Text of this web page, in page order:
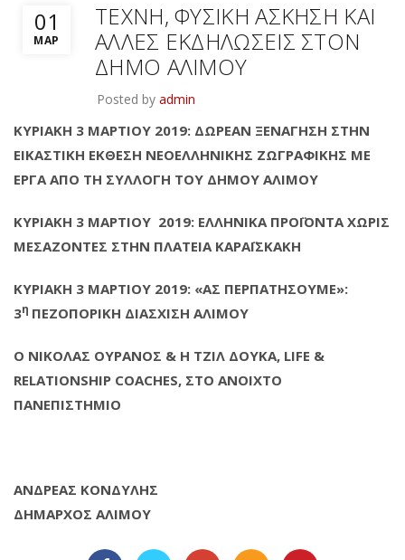
01
ΜΑΡ
ΤΕΧΝΗ, ΦΥΣΙΚΗ ΑΣΚΗΣΗ ΚΑΙ
ΑΛΛΕΣ ΕΚΔΗΛΩΣΕΙΣ ΣΤΟΝ
ΔΗΜΟ ΑΛΙΜΟΥ
Posted by admin
ΚΥΡΙΑΚΗ 3 ΜΑΡΤΙΟΥ 2019: ΔΩΡΕΑΝ ΞΕΝΑΓΗΣΗ ΣΤΗΝ
ΕΙΚΑΣΤΙΚΗ ΕΚΘΕΣΗ ΝΕΟΕΛΛΗΝΙΚΗΣ ΖΩΓΡΑΦΙΚΗΣ ΜΕ
ΕΡΓΑ ΑΠΟ ΤΗ ΣΥΛΛΟΓΗ ΤΟΥ ΔΗΜΟΥ ΑΛΙΜΟΥ
ΚΥΡΙΑΚΗ 3 ΜΑΡΤΙΟΥ 2019: ΕΛΛΗΝΙΚΑ ΠΡΟΪΟΝΤΑ ΧΩΡΙΣ
ΜΕΣΑΖΟΝΤΕΣ ΣΤΗΝ ΠΛΑΤΕΙΑ ΚΑΡΑΪΣΚΑΚΗ
ΚΥΡΙΑΚΗ 3 ΜΑΡΤΙΟΥ 2019: «ΑΣ ΠΕΡΠΑΤΗΣΟΥΜΕ»:
3η ΠΕΖΟΠΟΡΙΚΗ ΔΙΑΣΧΙΣΗ ΑΛΙΜΟΥ
Ο ΝΙΚΟΛΑΣ ΟΥΡΑΝΟΣ & Η ΤΖΙΛ ΔΟΥΚΑ, LIFE &
RELATIONSHIP COACHES, ΣΤΟ ΑΝΟΙΧΤΟ
ΠΑΝΕΠΙΣΤΗΜΙΟ
ΑΝΔΡΕΑΣ ΚΟΝΔΥΛΗΣ
ΔΗΜΑΡΧΟΣ ΑΛΙΜΟΥ